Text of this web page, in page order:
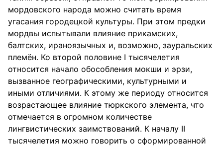
мордовского народа можно считать время
угасания городецкой культуры. При этом предки
мордвы испытывали влияние прикамских,
балтских, ираноязычных и, возможно, зауральских
племён. Ко второй половине I тысячелетия
относится начало обособления мокши и эрзи,
вызванное географическими, культурными и
иными отличиями. К этому же периоду относится
возрастающее влияние тюркского элемента, что
отмечается в огромном количестве
лингвистических заимствований. К началу II
тысячелетия можно говорить о сформированной